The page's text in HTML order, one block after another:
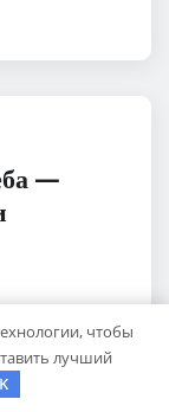
—
чтобы
лучший